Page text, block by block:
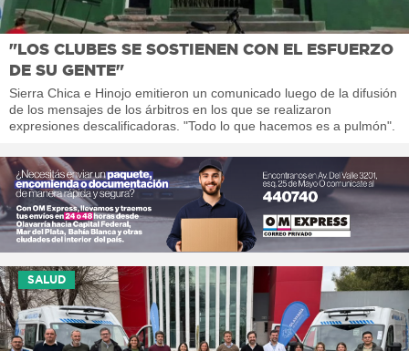
"LOS CLUBES SE SOSTIENEN CON EL ESFUERZO
DE SU GENTE"
Sierra Chica e Hinojo emitieron un comunicado luego de la difusión
de los mensajes de los árbitros en los que se realizaron
expresiones descalificadoras. "Todo lo que hacemos es a pulmón".
SALUD